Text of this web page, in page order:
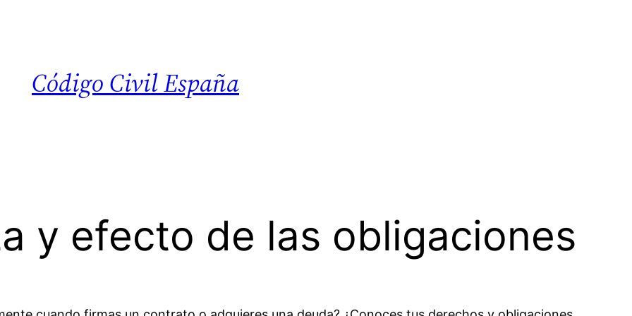
Código Civil España
y efecto de las obligaciones